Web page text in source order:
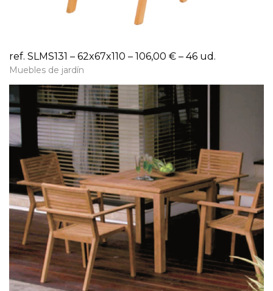
ref. SLMS131 – 62x67x110 – 106,00 € – 46 ud.
Muebles de jardín